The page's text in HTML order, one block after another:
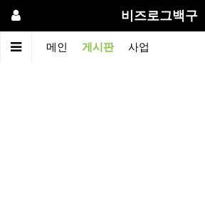
비즈로그백구
메인 게시판 사업